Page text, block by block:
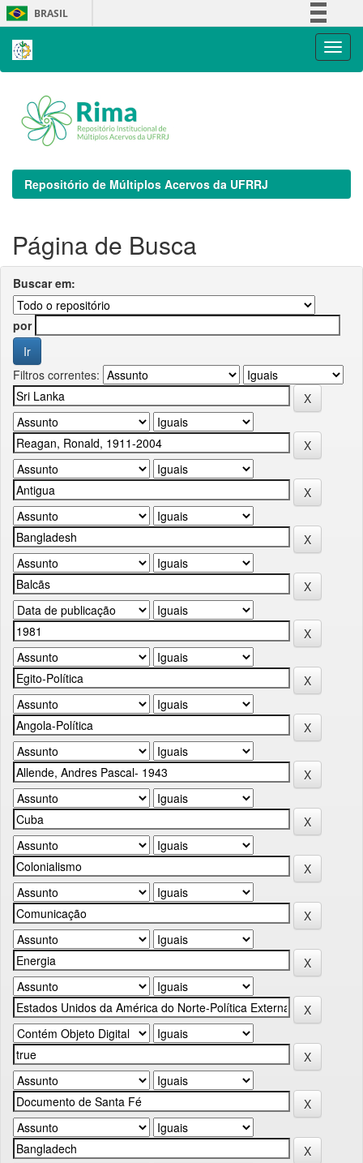
Skip
navigation
BRASIL
Repositório de Múltiplos Acervos da UFRRJ
Página de Busca
Buscar em:
por
Filtros correntes: